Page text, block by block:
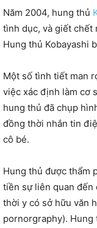
Năm 2004, hung thủ
tình dục, và giết chết
Hung thủ Kobayashi
Một số tình tiết man
việc xác định làm cơ
hung thủ đã chụp
đồng thời nhắn tin
cô bé.
Hung thủ được thẩm
tiền sự liên quan
thời y có sở hữu văn
pornorgraphy). Hung